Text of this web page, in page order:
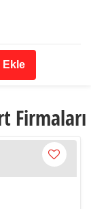
Ekle
Firmaları